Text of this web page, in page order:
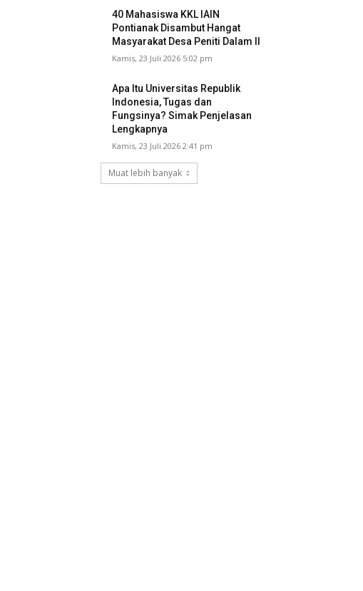
40 Mahasiswa KKL IAIN
Pontianak Disambut Hangat
Masyarakat Desa Peniti Dalam II
Kamis, 23 Juli 2026 5:02 pm
Apa Itu Universitas Republik
Indonesia, Tugas dan
Fungsinya? Simak Penjelasan
Lengkapnya
Kamis, 23 Juli 2026 2:41 pm
Muat lebih banyak